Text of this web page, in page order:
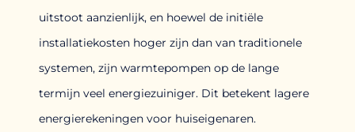
uitstoot aanzienlijk, en hoewel de initiële
installatiekosten hoger zijn dan van traditionele
systemen, zijn warmtepompen op de lange
termijn veel energiezuiniger. Dit betekent lagere
energierekeningen voor huiseigenaren.